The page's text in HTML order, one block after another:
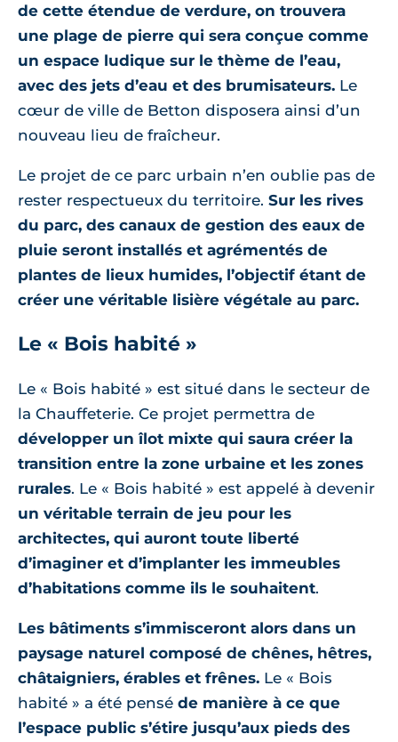
de cette étendue de verdure, on trouvera
une plage de pierre qui sera conçue comme
un espace ludique sur le thème de l’eau,
avec des jets d’eau et des brumisateurs. Le
cœur de ville de Betton disposera ainsi d’un
nouveau lieu de fraîcheur.
Le projet de ce parc urbain n’en oublie pas de
rester respectueux du territoire. Sur les rives
du parc, des canaux de gestion des eaux de
pluie seront installés et agrémentés de
plantes de lieux humides, l’objectif étant de
créer une véritable lisière végétale au parc.
Le « Bois habité »
Le « Bois habité » est situé dans le secteur de
la Chauffeterie. Ce projet permettra de
développer un îlot mixte qui saura créer la
transition entre la zone urbaine et les zones
rurales. Le « Bois habité » est appelé à devenir
un véritable terrain de jeu pour les
architectes, qui auront toute liberté
d’imaginer et d’implanter les immeubles
d’habitations comme ils le souhaitent.
Les bâtiments s’immisceront alors dans un
paysage naturel composé de chênes, hêtres,
châtaigniers, érables et frênes. Le « Bois
habité » a été pensé de manière à ce que
l’espace public s’étire jusqu’aux pieds des